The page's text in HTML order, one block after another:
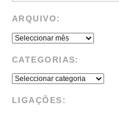
ARQUIVO:
CATEGORIAS:
LIGAÇÕES: